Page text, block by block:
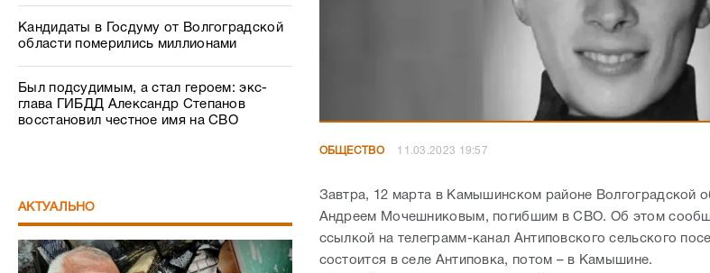
Кандидаты в Госдуму от Волгоградской
области померились миллионами
Был подсудимым, а стал героем: экс-
глава ГИБДД Александр Степанов
восстановил честное имя на СВО
АКТУАЛЬНО
ОБЩЕСТВО 11.03.2023 19:57
Завтра, 12 марта в Камышинском районе Волгоградской
Андреем Мочешниковым, погибшим в СВО. Об этом
ссылкой на телеграмм-канал Антиповского сельского
состоится в селе Антиповка, потом – в Камышине.